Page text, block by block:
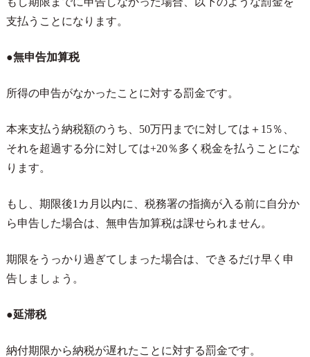
支払うことになります。
●無申告加算税
所得の申告がなかったことに対する罰金です。
本来支払う納税額のうち、 50万円までに対しては＋ 15％、
それを超過する分に対しては+20％多く税金を払うことにな
ります。
もし、期限後1 カ月以内に、税務署の指摘が入る前に自分か
ら申告した場合は、無申告加算税は課せられません。
期限をうっかり過ぎてしまった場合は、できるだけ早く申
告しましょう。
●延滞税
納付期限から納税が遅れたことに対する罰金です。